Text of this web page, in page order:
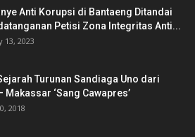
Anti Korupsi di Bantaeng Ditandai
Petisi Zona Integritas Anti...
13, 2023
Turunan Sandiaga Uno dari
Makassar ‘Sang Cawapres’
2018